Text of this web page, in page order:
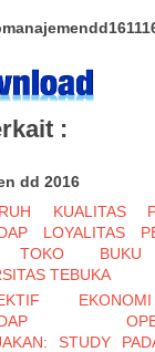
:
dd 2016
KUALITAS
LOYALITAS
TOKO BUKU
TEBUKA
STUDY